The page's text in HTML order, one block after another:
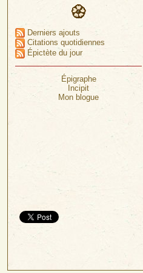
Derniers ajouts
Citations quotidiennes
Épictète du jour
Épigraphe
Incipit
Mon blogue